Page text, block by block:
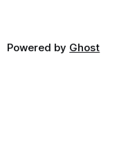
Powered by Ghost